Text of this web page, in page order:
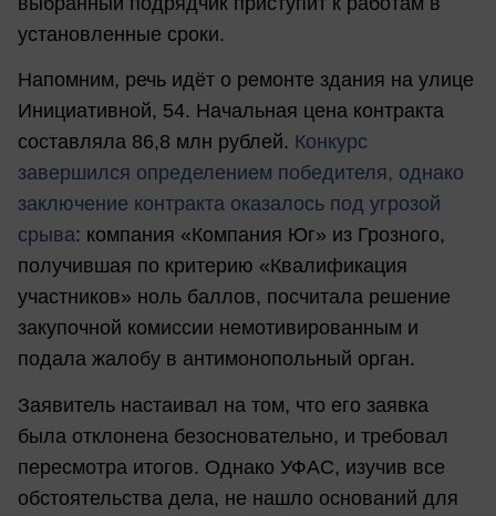
установленные сроки.
Напомним, речь идёт о ремонте здания на улице
Инициативной, 54. Начальная цена контракта
составляла 86,8 млн рублей. Конкурс
завершился определением победителя, однако
заключение контракта оказалось под угрозой
срыва: компания «Компания Юг» из Грозного,
получившая по критерию «Квалификация
участников» ноль баллов, посчитала решение
закупочной комиссии немотивированным и
подала жалобу в антимонопольный орган.
Заявитель настаивал на том, что его заявка
была отклонена безосновательно, и требовал
пересмотра итогов. Однако УФАС, изучив все
обстоятельства дела, не нашло оснований для